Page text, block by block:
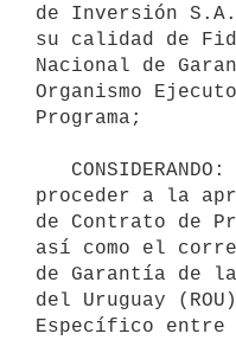
de Inversión S.A.
su calidad de
Nacional de
Organismo
Programa;
proceder a la
de Contrato de
así como el
de Garantía de
del Uruguay
Específico entre